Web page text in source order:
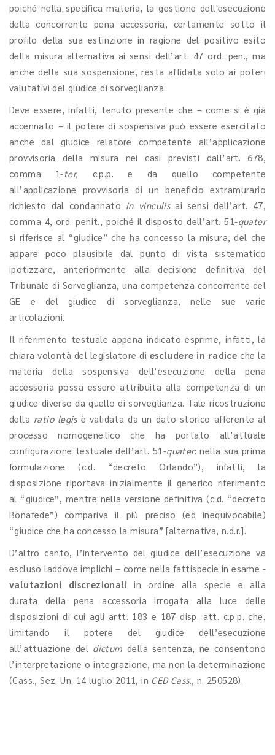
poiché nella specifica materia, la gestione dell'esecuzione
della concorrente pena accessoria, certamente sotto il
profilo della sua estinzione in ragione del positivo esito
della misura alternativa ai sensi dell’art. 47 ord. pen., ma
anche della sua sospensione, resta affidata solo ai poteri
valutativi del giudice di sorveglianza.
Deve essere, infatti, tenuto presente che – come si è già
accennato – il potere di sospensiva può essere esercitato
anche dal giudice relatore competente all’applicazione
provvisoria della misura nei casi previsti dall’art. 678,
comma 1-ter, c.p.p. e da quello competente
all’applicazione provvisoria di un beneficio extramurario
richiesto dal condannato in vinculisai sensi dell’art. 47,
comma 4, ord. penit., poiché il disposto dell’art. 51-quater
si riferisce al “giudice” che ha concesso la misura, del che
appare poco plausibile dal punto di vista sistematico
ipotizzare, anteriormente alla decisione definitiva del
Tribunale di Sorveglianza, una competenza concorrente del
GE e del giudice di sorveglianza, nelle sue varie
articolazioni.
Il riferimento testuale appena indicato esprime, infatti, la
chiara volontà del legislatore di escludere in radice che la
materia della sospensiva dell’esecuzione della pena
accessoria possa essere attribuita alla competenza di un
giudice diverso da quello di sorveglianza. Tale ricostruzione
della ratio legisè validata da un dato storico afferente al
processo nomogenetico che ha portato all’attuale
configurazione testuale dell’art. 51-quater: nella sua prima
formulazione (c.d. “decreto Orlando”), infatti, la
disposizione riportava inizialmente il generico riferimento
al “giudice”, mentre nella versione definitiva (c.d. “decreto
Bonafede”) compariva il più preciso (ed inequivocabile)
“giudice che ha concesso la misura” [alternativa, n.d.r.].
D’altro canto, l’intervento del giudice dell’esecuzione va
escluso laddove implichi – come nella fattispecie in esame -
valutazioni discrezionali in ordine alla specie e alla
durata della pena accessoria irrogata alla luce delle
disposizioni di cui agli artt. 183 e 187 disp. att. c.p.p. che,
limitando il potere del giudice dell’esecuzione
all’attuazione del dictum della sentenza, ne consentono
l’interpretazione o integrazione, ma non la determinazione
(Cass., Sez. Un. 14 luglio 2011, in CED Cass., n. 250528).